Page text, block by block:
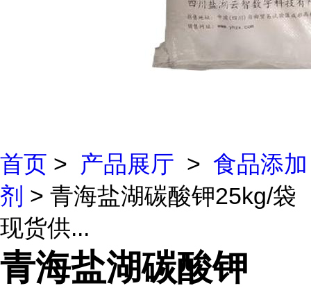
首页 > 产品展厅 > 食品添加
剂 > 青海盐湖碳酸钾25kg/袋
现货供...
青海盐湖碳酸钾